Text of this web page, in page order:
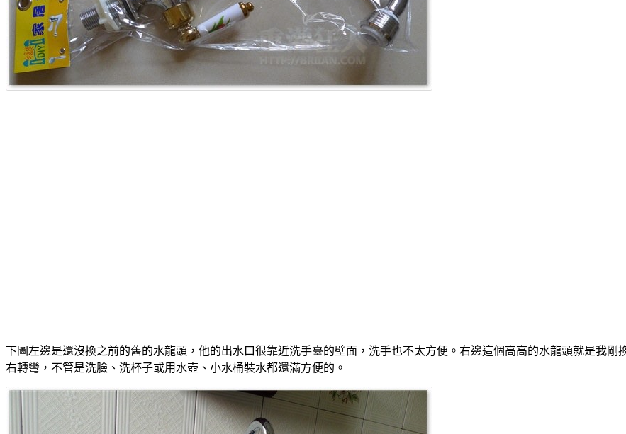
下圖左邊是還沒換之前的舊的水龍頭，他的出水口很靠近洗手臺的壁面，洗手也不太方便。右邊這個高高的水龍頭就是我
右轉彎，不管是洗臉、洗杯子或用水壺、小水桶裝水都還滿方便的。